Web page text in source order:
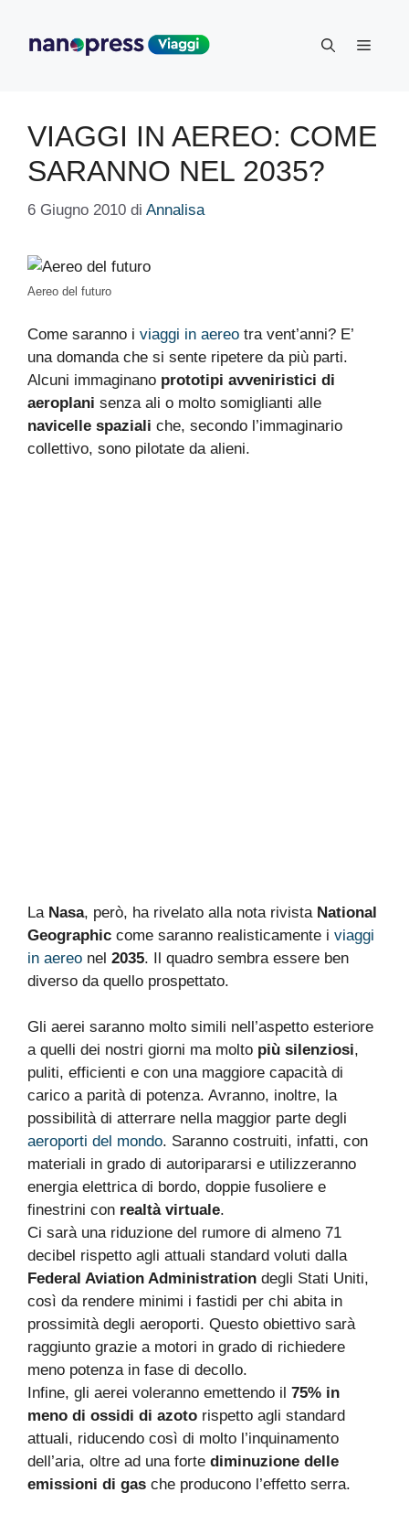
contenuto
Menu
VIAGGI IN AEREO: COME
SARANNO NEL 2035?
6 Giugno 2010 di Annalisa
Aereo del futuro
Come saranno i viaggi in aereo tra vent’anni? E’
una domanda che si sente ripetere da più parti.
Alcuni immaginano prototipi avveniristici di
aeroplani senza ali o molto somiglianti alle
navicelle spaziali che, secondo l’immaginario
collettivo, sono pilotate da alieni.
La Nasa, però, ha rivelato alla nota rivista National
Geographic come saranno realisticamente i viaggi
in aereo nel 2035. Il quadro sembra essere ben
diverso da quello prospettato.
Gli aerei saranno molto simili nell’aspetto esteriore
a quelli dei nostri giorni ma molto più silenziosi,
puliti, efficienti e con una maggiore capacità di
carico a parità di potenza. Avranno, inoltre, la
possibilità di atterrare nella maggior parte degli
aeroporti del mondo. Saranno costruiti, infatti, con
materiali in grado di autoripararsi e utilizzeranno
energia elettrica di bordo, doppie fusoliere e
finestrini con realtà virtuale.
Ci sarà una riduzione del rumore di almeno 71
decibel rispetto agli attuali standard voluti dalla
Federal Aviation Administration degli Stati Uniti,
così da rendere minimi i fastidi per chi abita in
prossimità degli aeroporti. Questo obiettivo sarà
raggiunto grazie a motori in grado di richiedere
meno potenza in fase di decollo.
Infine, gli aerei voleranno emettendo il 75% in
meno di ossidi di azoto rispetto agli standard
attuali, riducendo così di molto l’inquinamento
dell’aria, oltre ad una forte diminuzione delle
emissioni di gas che producono l’effetto serra.